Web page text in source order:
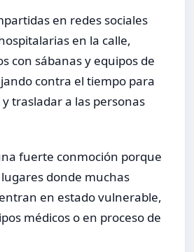
en redes sociales
en la calle,
con sábanas y equipos de
contra el tiempo para
trasladar a las personas
fuerte conmoción porque
donde muchas
en estado vulnerable,
médicos o en proceso de